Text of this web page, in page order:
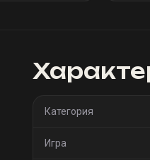
Категория
Игра